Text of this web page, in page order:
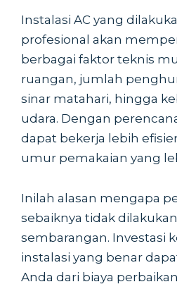
Instalasi AC yang
profesional akan
berbagai faktor teknis
ruangan, jumlah
sinar matahari, hingga
udara. Dengan
dapat bekerja lebih
umur pemakaian yang
Inilah alasan mengapa
sebaiknya tidak
sembarangan. Investasi
instalasi yang benar
Anda dari biaya